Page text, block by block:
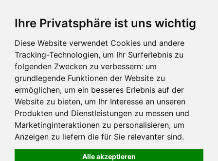
Ihre Privatsphäre ist uns wichtig
Diese Website verwendet Cookies und andere
Tracking-Technologien, um Ihr Surferlebnis zu
folgenden Zwecken zu verbessern: um
grundlegende Funktionen der Website zu
ermöglichen, um ein besseres Erlebnis auf der
Website zu bieten, um Ihr Interesse an unseren
Produkten und Dienstleistungen zu messen und
Marketinginteraktionen zu personalisieren, um
Anzeigen zu liefern die für Sie relevanter sind.
Alle akzeptieren